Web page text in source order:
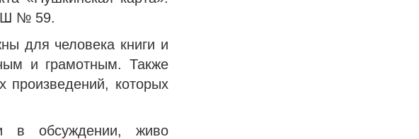
№ 59.
для человека книги и
и грамотным. Также
произведений, которых
в обсуждении, живо